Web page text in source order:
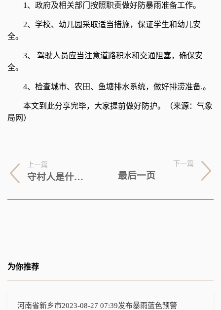
1、政府及相关部门按照职责做好防暴雨准备工作。
2、学校、幼儿园采取适当措施，保证学生和幼儿安
全。
3、 驾驶人员应当注意道路积水和交通阻塞，确保安
全。
4、检查城市、农田、鱼塘排水系统，做好排涝准备.。
本文到此分享完毕，大家提前做好防护。（来源：气象
局网）
上一篇
守村人是什么意思（守村人是什么意思病）
下一篇
最后一页
为你推荐
河南省新乡市2023-08-27 07:39发布暴雨蓝色预警